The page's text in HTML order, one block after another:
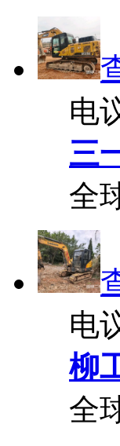
电
三
全
电
柳
全